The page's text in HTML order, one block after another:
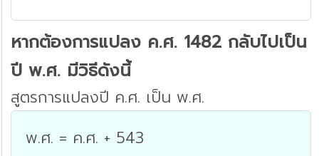
หากต้องการแปลง ค.ศ. 1482 กลับไปเป็น
ปี พ.ศ. มีวิธีดังนี้
สูตรการแปลงปี ค.ศ. เป็น พ.ศ.
พ.ศ. = ค.ศ. + 543